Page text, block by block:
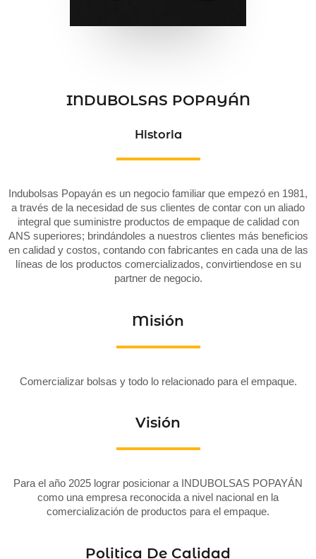
INDUBOLSAS POPAYÁN
Historia
Indubolsas Popayán es un negocio familiar que empezó en 1981,
a través de la necesidad de sus clientes de contar con un aliado
integral que suministre productos de empaque de calidad con
ANS superiores; brindándoles a nuestros clientes más beneficios
en calidad y costos, contando con fabricantes en cada una de las
líneas de los productos comercializados, convirtiendose en su
partner de negocio.
Misión
Comercializar bolsas y todo lo relacionado para el empaque.
Visión
Para el año 2025 lograr posicionar a INDUBOLSAS POPAYÁN
como una empresa reconocida a nivel nacional en la
comercialización de productos para el empaque.
Politica De Calidad